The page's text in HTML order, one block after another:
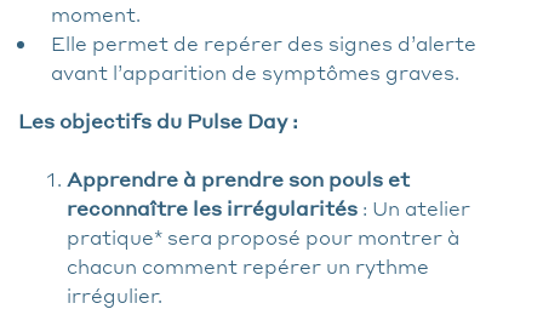
moment.
Elle permet de repérer des signes d’alerte
avant l’apparition de symptômes graves.
Les objectifs du Pulse Day :
Apprendre à prendre son pouls et
reconnaître les irrégularités : Un atelier
pratique* sera proposé pour montrer à
chacun comment repérer un rythme
irrégulier.